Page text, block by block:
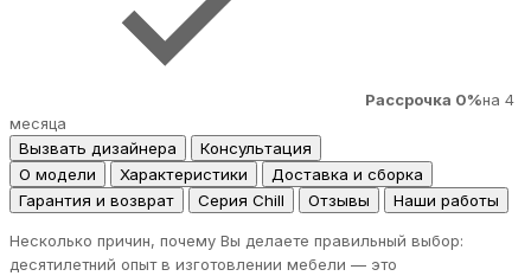
Рассрочка 0%на 4
месяца
Вызвать дизайнера
Консультация
О модели
Характеристики
Доставка и сборка
Гарантия и возврат
Серия Chill Отзывы Наши работы
Несколько причин, почему Вы делаете правильный выбор:
десятилетний опыт в изготовлении мебели — это